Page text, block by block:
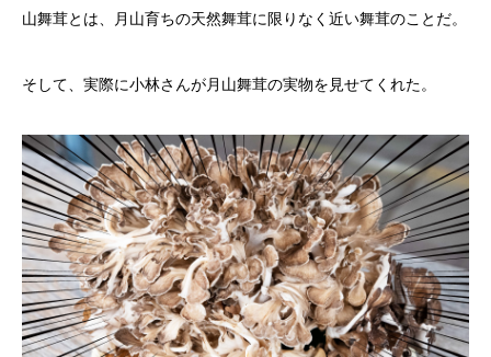
山舞茸とは、月山育ちの天然舞茸に限りなく近い舞茸のことだ。
そして、実際に小林さんが月山舞茸の実物を見せてくれた。